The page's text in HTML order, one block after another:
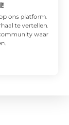
ons platform.
te vertellen.
waar